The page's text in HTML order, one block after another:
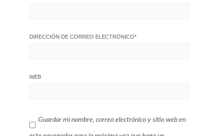
DIRECCIÓN DE CORREO ELECTRÓNICO*
WEB
Guardar mi nombre, correo electrónico y sitio web en